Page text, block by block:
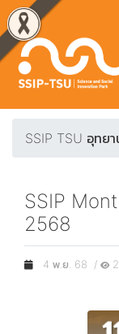
SSIP TSU อุทย
SSIP
2568
4 พ.ย. 68 /